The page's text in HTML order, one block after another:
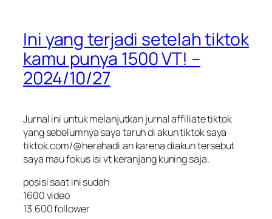
Ini yang terjadi setelah tiktok
kamu punya 1500 VT! –
2024/10/27
Jurnal ini untuk melanjutkan jurnal affiliate tiktok
yang sebelumnya saya taruh di akun tiktok saya
tiktok.com/@herahadi.an karena diakun tersebut
saya mau fokus isi vt keranjang kuning saja.
posisi saat ini sudah
1600 video
13.600 follower